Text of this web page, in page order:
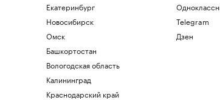
Екатеринбург
Новосибирск
Омск
Башкортостан
Вологодская область
Калининград
Краснодарский край
Telegram
Дзен